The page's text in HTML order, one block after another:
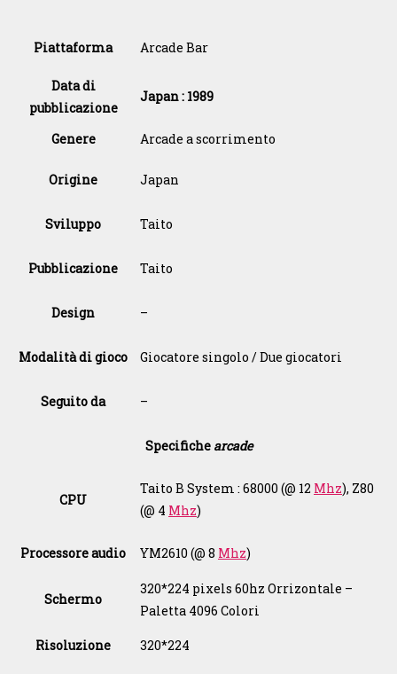
Piattaforma Arcade Bar
Data di
pubblicazione
Japan : 1989
Genere Arcade a scorrimento
Origine Japan
Sviluppo Taito
Pubblicazione Taito
Design –
Modalità di gioco Giocatore singolo / Due giocatori
Seguito da –
Specifiche arcade
CPU
Taito B System : 68000 (@ 12 Mhz), Z80
(@ 4 Mhz)
Processore audio YM2610 (@ 8 Mhz)
Schermo
320*224 pixels 60hz Orrizontale –
Paletta 4096 Colori
Risoluzione 320*224